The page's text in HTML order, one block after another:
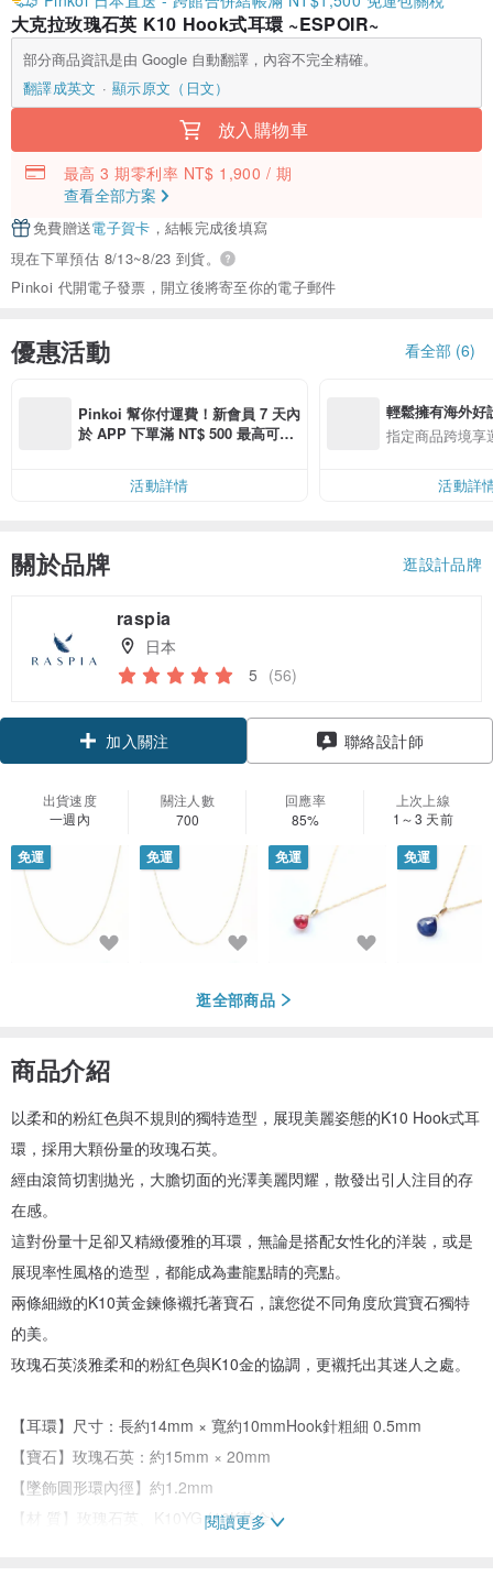
大克拉玫瑰石英 K10 Hook式耳環 ~ESPOIR~
部分商品資訊是由 Google 自動翻譯，內容不完全精確。
翻譯成英文
顯示原文（日文）
放入購物車
最高 3 期零利率 NT$ 1,900 / 期
查看全部方案
免費贈送電子賀卡 ，結帳完成後填寫
現在下單預估 8/13~8/23 到貨。
Pinkoi 代開電子發票，開立後將寄至你的電子郵件
優惠活動 看全部 (6)
Pinkoi 幫你付運費！新會員 7 天內
於 APP 下單滿 NT$ 500 最高可折
活動詳情
輕鬆擁有海外好
指定商品跨境享
活動詳
關於品牌 逛設計品牌
raspia
日本
5 (56)
加入關注 聯絡設計師
出貨速度
一週內
關注人數
700
回應率
85%
上次上線
1～3 天前
免運 免運 免運 免運
逛全部商品
商品介紹
以柔和的粉紅色與不規則的獨特造型，展現美麗姿態的K10 Hook式耳
環，採用大顆份量的玫瑰石英。
經由滾筒切割拋光，大膽切面的光澤美麗閃耀，散發出引人注目的存
在感。
這對份量十足卻又精緻優雅的耳環，無論是搭配女性化的洋裝，或是
展現率性風格的造型，都能成為畫龍點睛的亮點。
兩條細緻的K10黃金鍊條襯托著寶石，讓您從不同角度欣賞寶石獨特
的美。
玫瑰石英淡雅柔和的粉紅色與K10金的協調，更襯托出其迷人之處。
【耳環】尺寸：長約14mm × 寬約10mmHook針粗細 0.5mm
【寶石】玫瑰石英：約15mm × 20mm
【墜飾圓形環內徑】約1.2mm
【材 質】玫瑰石英、K10YG (10K黃金)
閱讀更多